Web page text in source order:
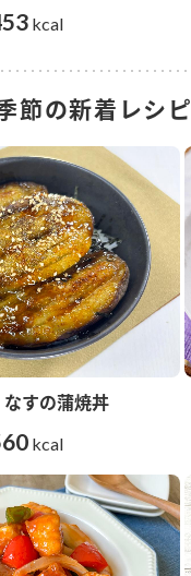
kcal
節の新着レシピ
なすの蒲焼丼
kcal